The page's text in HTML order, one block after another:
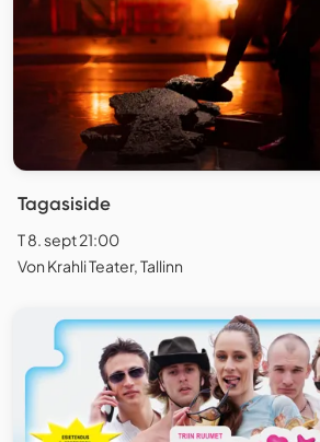
Tagasiside
T 8. sept 21:00
Von Krahli Teater, Tallinn